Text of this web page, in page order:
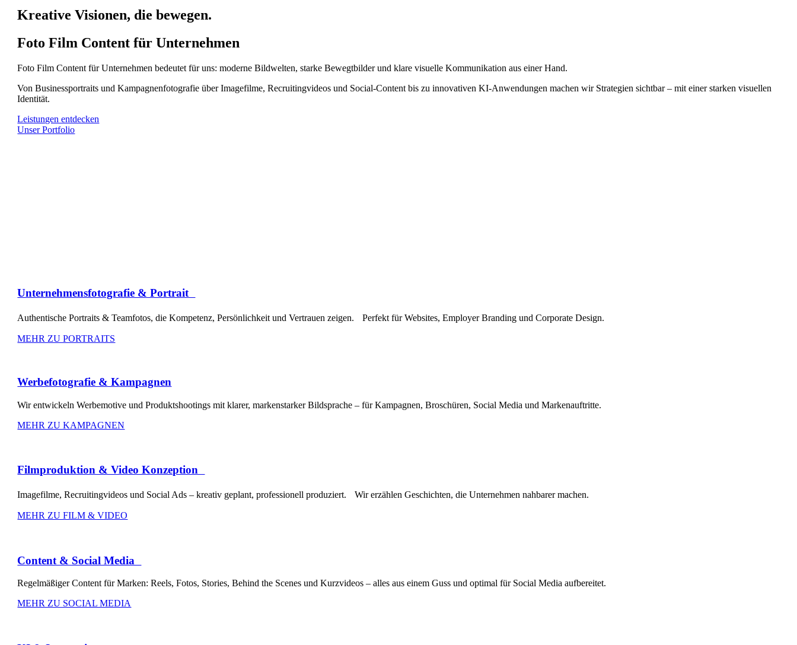
Kreative Visionen, die bewegen.
Foto Film Content für Unternehmen
Foto Film Content für Unternehmen bedeutet für uns: moderne Bildwelten, starke Bewegtbilder und klare visuelle Kommunikation aus einer Hand.
Von Businessportraits und Kampagnenfotografie über Imagefilme, Recruitingvideos und Social-Content bis zu innovativen KI-Anwendungen machen wir Strategien sichtbar – mit einer starken visuellen
Identität.
Leistungen entdecken
Unser Portfolio
Unternehmensfotografie & Portrait
Authentische Portraits & Teamfotos, die Kompetenz, Persönlichkeit und Vertrauen zeigen. Perfekt für Websites, Employer Branding und Corporate Design.
MEHR ZU PORTRAITS
Werbefotografie & Kampagnen
Wir entwickeln Werbemotive und Produktshootings mit klarer, markenstarker Bildsprache – für Kampagnen, Broschüren, Social Media und Markenauftritte.
MEHR ZU KAMPAGNEN
Filmproduktion & Video Konzeption
Imagefilme, Recruitingvideos und Social Ads – kreativ geplant, professionell produziert. Wir erzählen Geschichten, die Unternehmen nahbarer machen.
MEHR ZU FILM & VIDEO
Content & Social Media
Regelmäßiger Content für Marken: Reels, Fotos, Stories, Behind the Scenes und Kurzvideos – alles aus einem Guss und optimal für Social Media aufbereitet.
MEHR ZU SOCIAL MEDIA